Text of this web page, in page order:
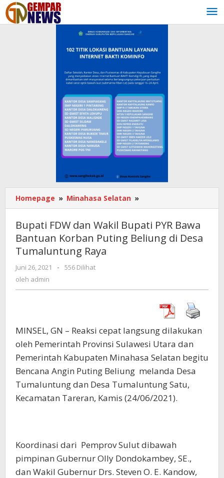
Lewati
ke
konten
Homepage » Minahasa Selatan »
FDW
Wakil
Bupati
Puting
Beliung
Tumaluntung
Raya
Bupati FDW dan Wakil Bupati PYR Bawa
Bantuan Korban Puting Beliung di Desa
Tumaluntung Raya
Juni 26, 2021
oleh
-
556 Dilihat
oleh admin
MINSEL, GN – Reaksi cepat langsung dilakukan
oleh Pemerintah Provinsi Sulawesi Utara dan
Pemerintah Kabupaten Minahasa Selatan begitu
Bencana Angin Puting Beliung melanda Desa
Tumaluntung dan Desa Tumaluntung Satu,
Kecamatan Tareran, Kamis (24/06/2021).
Koordinasi dari Pemprov Sulut dibawah
pimpinan Gubernur Olly Dondokambey, SE.,
dan Wakil Gubernur Drs. Steven O. E. Kandow,